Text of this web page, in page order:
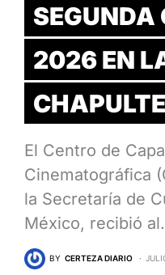
SEGUNDA
2026 EN
El Centro de
Cinematográfica
la Secretaría de
México, recibió
BY CERTEZA DIARIO